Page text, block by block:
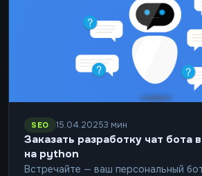
SEO 15.04.20253 мин
Заказать разработку чат бота
на python
Встречайте — ваш персональный